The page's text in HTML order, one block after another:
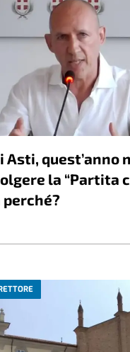
Asti, quest’anno
la “Partita
perché?